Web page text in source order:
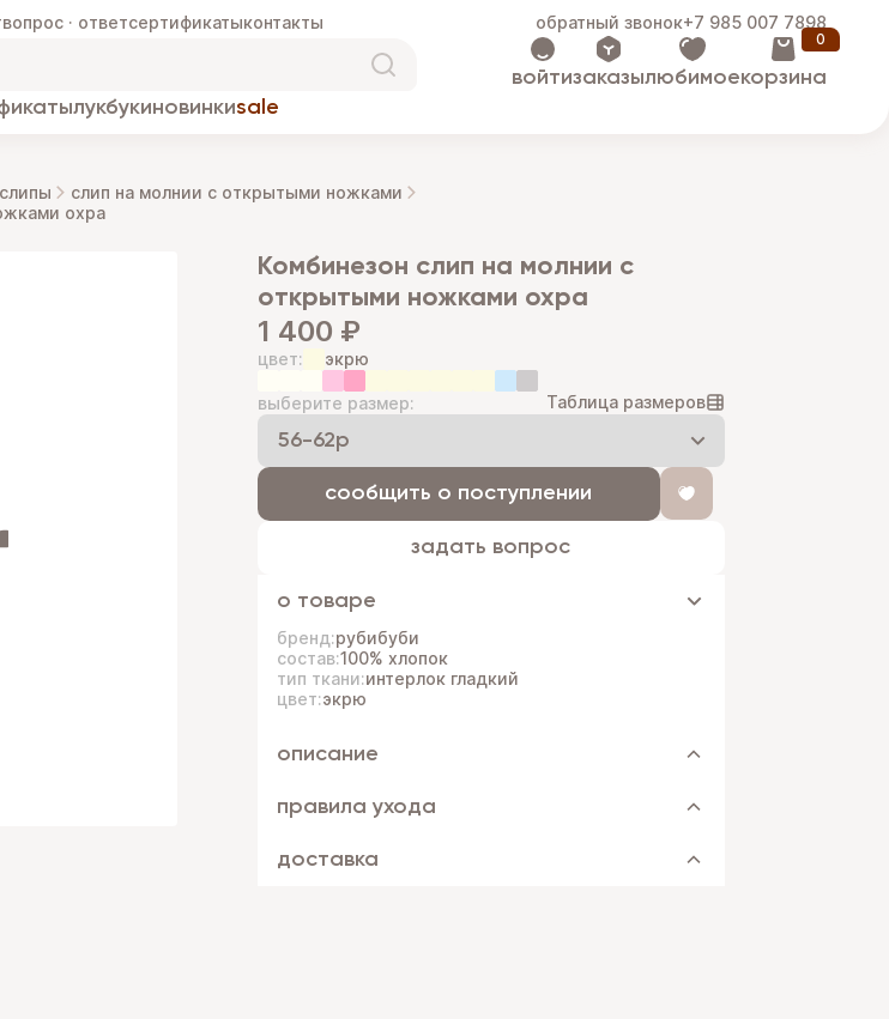
вопрос · ответсертификатыконтакты обратный звонок+7 985 007 7898
войтизаказылюбимое
0
корзина
лукбукиновинкиsale
слип на молнии с открытыми ножками
охра
комбинезон слип на молнии с
открытыми ножками охра
1 400 ₽
цвет: экрю
выберите размер: Таблица размеров
сообщить о поступлении
задать вопрос
о товаре
бренд:рубибуби
состав:100% хлопок
тип ткани:интерлок гладкий
цвет:экрю
описание
правила ухода
доставка